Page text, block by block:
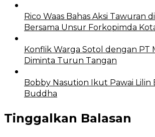
Rico Waas Bahas Aksi Tawuran
Bersama Unsur Forkopimda
Konflik Warga Sotol dengan PT
Diminta Turun Tangan
Bobby Nasution Ikut Pawai Lilin
Buddha
Tinggalkan Balasan